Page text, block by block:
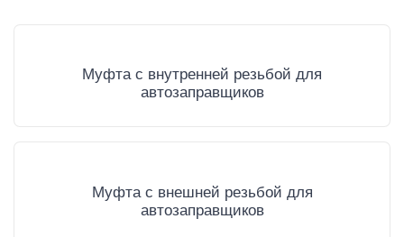
Муфта с внутренней резьбой для
автозаправщиков
Муфта с внешней резьбой для
автозаправщиков